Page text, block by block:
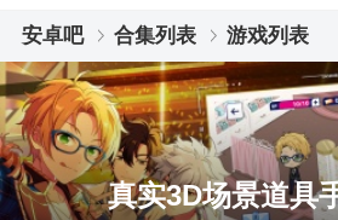
安卓吧 合集列表 游戏列表
真实3D场景道具手游合集
真实3D场景道具